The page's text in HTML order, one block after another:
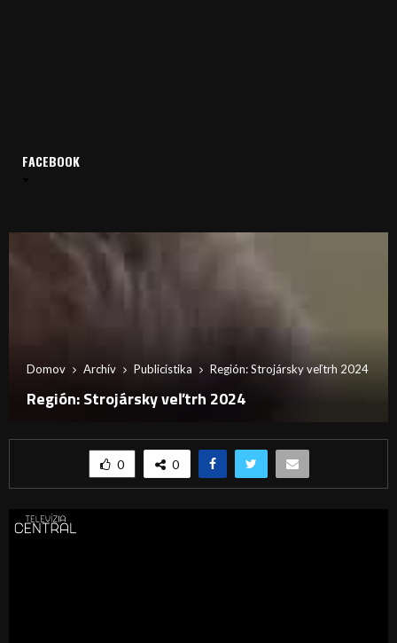
Domov Archív Publicistika Región: Strojársky veľtrh 2024
Región: Strojársky veľtrh 2024
0 0
FACEBOOK